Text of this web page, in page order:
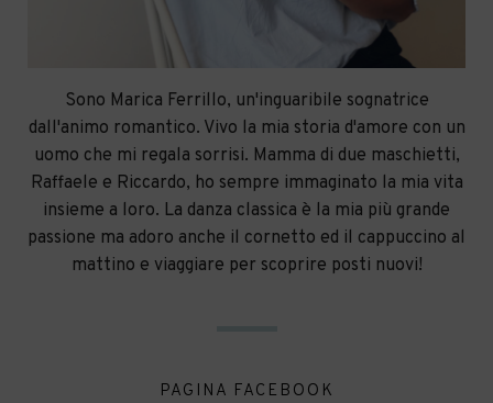
Sono Marica Ferrillo, un'inguaribile sognatrice
dall'animo romantico. Vivo la mia storia d'amore con un
uomo che mi regala sorrisi. Mamma di due maschietti,
Raffaele e Riccardo, ho sempre immaginato la mia vita
insieme a loro. La danza classica è la mia più grande
passione ma adoro anche il cornetto ed il cappuccino al
mattino e viaggiare per scoprire posti nuovi!
PAGINA FACEBOOK